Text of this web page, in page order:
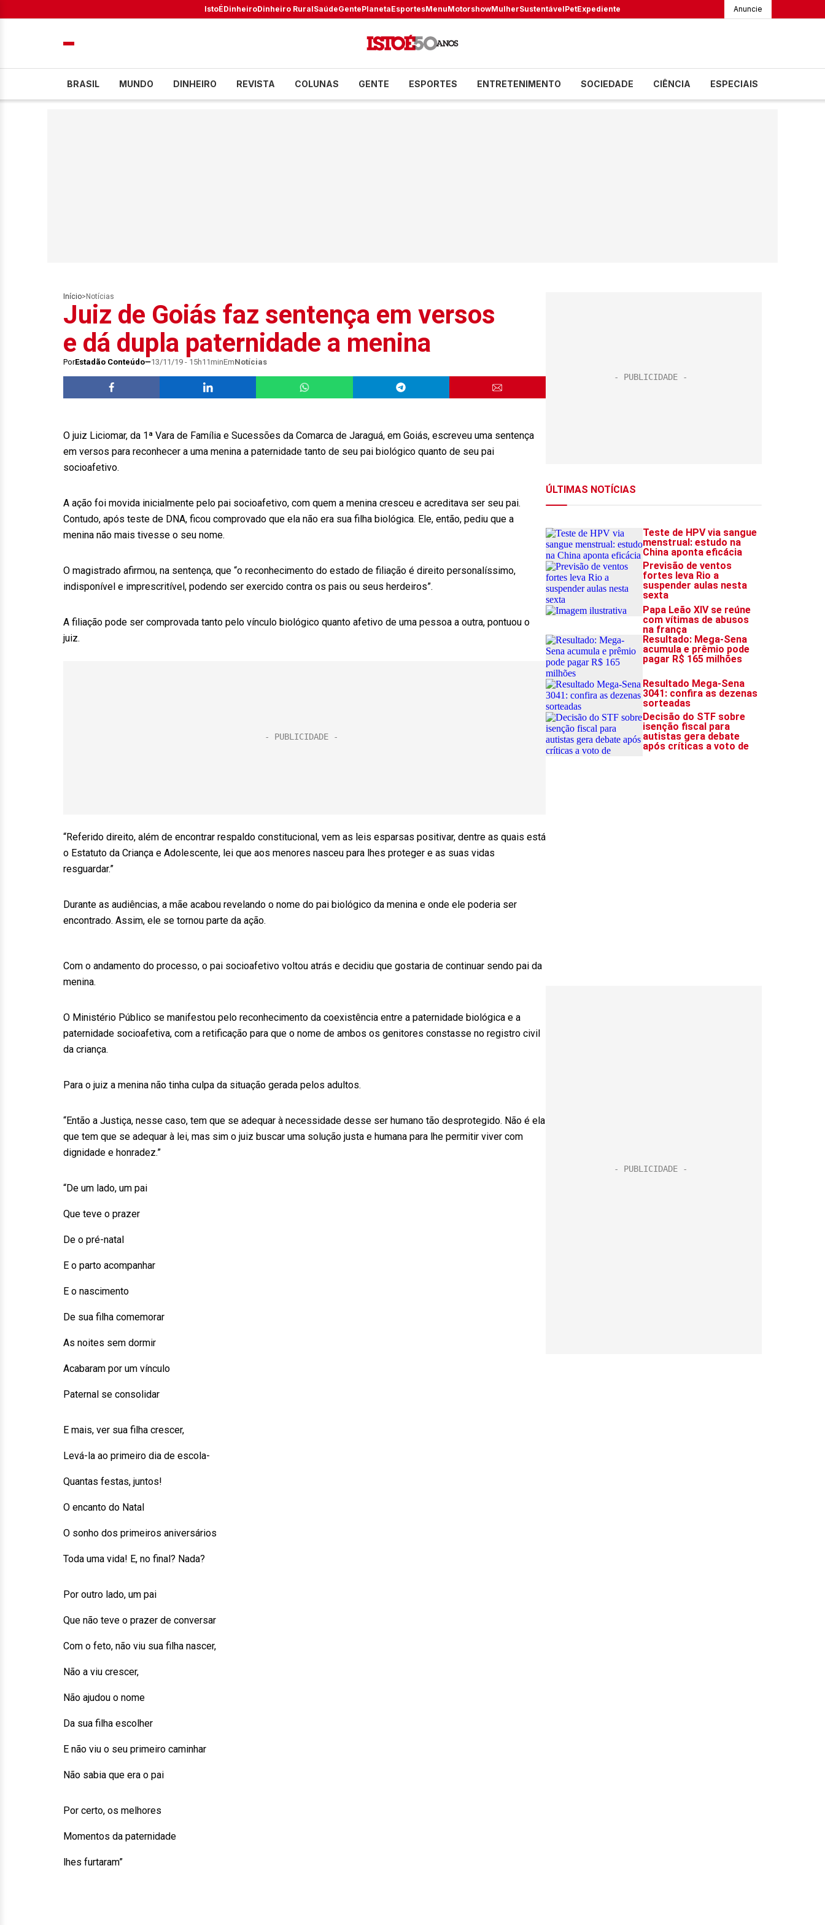
IstoÉDinheiroDinheiro RuralSaúdeGentePlanetaEsportesMenuMotorshowMulherSustentávelPetExpediente Anuncie
BRASIL MUNDO DINHEIRO REVISTA COLUNAS GENTE ESPORTES ENTRETENIMENTO SOCIEDADE CIÊNCIA ESPECIAIS
Início> Notícias
Juiz de Goiás faz sentença em versos
e dá dupla paternidade a menina
PorEstadão Conteúdo 13/11/19 - 15h11minEmNotícias
O juiz Liciomar, da 1ª Vara de Família e Sucessões da Comarca de Jaraguá, em Goiás, escreveu uma sentença
em versos para reconhecer a uma menina a paternidade tanto de seu pai biológico quanto de seu pai
socioafetivo.
A ação foi movida inicialmente pelo pai socioafetivo, com quem a menina cresceu e acreditava ser seu pai.
Contudo, após teste de DNA, ficou comprovado que ela não era sua filha biológica. Ele, então, pediu que a
menina não mais tivesse o seu nome.
O magistrado afirmou, na sentença, que “o reconhecimento do estado de filiação é direito personalíssimo,
indisponível e imprescritível, podendo ser exercido contra os pais ou seus herdeiros”.
A filiação pode ser comprovada tanto pelo vínculo biológico quanto afetivo de uma pessoa a outra, pontuou o
juiz.
“Referido direito, além de encontrar respaldo constitucional, vem as leis esparsas positivar, dentre as quais está
o Estatuto da Criança e Adolescente, lei que aos menores nasceu para lhes proteger e as suas vidas
resguardar.”
Durante as audiências, a mãe acabou revelando o nome do pai biológico da menina e onde ele poderia ser
encontrado. Assim, ele se tornou parte da ação.
Com o andamento do processo, o pai socioafetivo voltou atrás e decidiu que gostaria de continuar sendo pai da
menina.
O Ministério Público se manifestou pelo reconhecimento da coexistência entre a paternidade biológica e a
paternidade socioafetiva, com a retificação para que o nome de ambos os genitores constasse no registro civil
da criança.
Para o juiz a menina não tinha culpa da situação gerada pelos adultos.
“Então a Justiça, nesse caso, tem que se adequar à necessidade desse ser humano tão desprotegido. Não é ela
que tem que se adequar à lei, mas sim o juiz buscar uma solução justa e humana para lhe permitir viver com
dignidade e honradez.”
“De um lado, um pai
Que teve o prazer
De o pré-natal
E o parto acompanhar
E o nascimento
De sua filha comemorar
As noites sem dormir
Acabaram por um vínculo
Paternal se consolidar
E mais, ver sua filha crescer,
Levá-la ao primeiro dia de escola-
Quantas festas, juntos!
O encanto do Natal
O sonho dos primeiros aniversários
Toda uma vida! E, no final? Nada?
Por outro lado, um pai
Que não teve o prazer de conversar
Com o feto, não viu sua filha nascer,
Não a viu crescer,
Não ajudou o nome
Da sua filha escolher
E não viu o seu primeiro caminhar
Não sabia que era o pai
Por certo, os melhores
Momentos da paternidade
lhes furtaram”